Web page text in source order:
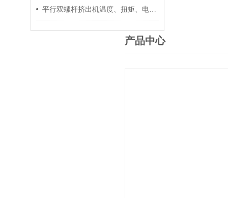
平行双螺杆挤出机温度、扭矩、电流控制要点
产品中心